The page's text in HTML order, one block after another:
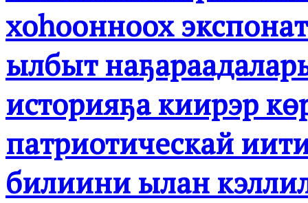
хоһоонноох
ылбыт
историяҕа киирэр
патриотическай
билиини ылан